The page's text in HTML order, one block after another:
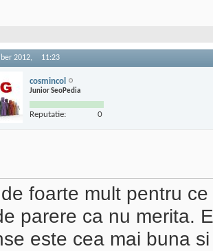
2012, 11:23
cosmincol
Junior SeoPedia
Reputatie: 0
foarte mult pentru
parere ca nu merita.
este cea mai buna